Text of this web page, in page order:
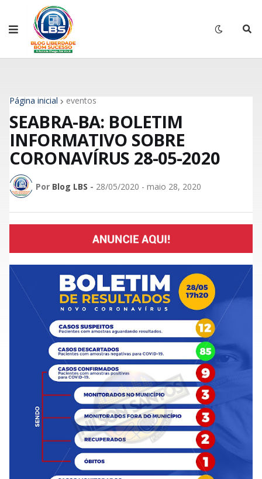
Página inicial eventos
SEABRA-BA: BOLETIM
INFORMATIVO SOBRE
CORONAVÍRUS 28-05-2020
Por Blog LBS - 28/05/2020 - maio 28, 2020